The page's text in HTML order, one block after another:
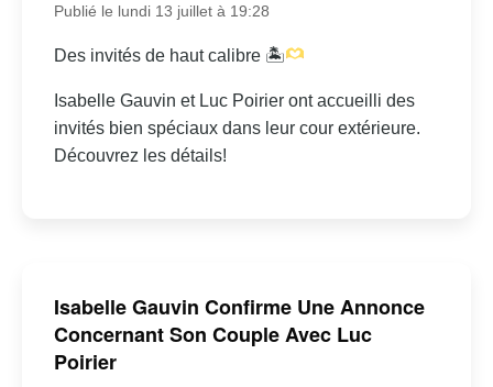
Publié le lundi 13 juillet à 19:28
Des invités de haut calibre 🏝
Isabelle Gauvin et Luc Poirier ont accueilli des
invités bien spéciaux dans leur cour extérieure.
Découvrez les détails!
Isabelle Gauvin Confirme Une Annonce
Concernant Son Couple Avec Luc
Poirier